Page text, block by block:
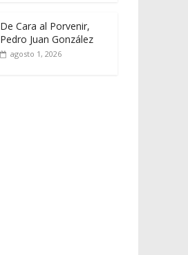
De Cara al Porvenir,
Pedro Juan González
agosto 1, 2026